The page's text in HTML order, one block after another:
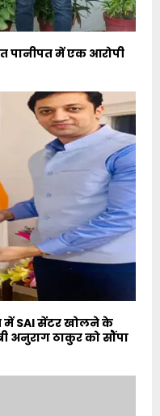
पानीपत में एक आरोपी
में SAI सेंटर खोलने के
अनुराग ठाकुर को सौंपा